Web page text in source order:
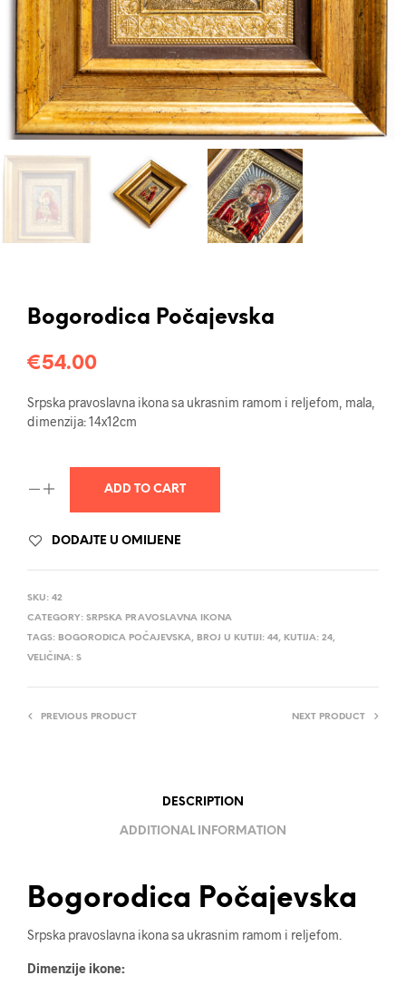
Bogorodica Počajevska
€54.00
Srpska pravoslavna ikona sa ukrasnim ramom i reljefom, mala,
dimenzija: 14x12cm
ADD TO CART
DODAJTE U OMILJENE
SKU: 42
CATEGORY: SRPSKA PRAVOSLAVNA IKONA
TAGS: BOGORODICA POČAJEVSKA, BROJ U KUTIJI: 44, KUTIJA: 24,
VELIČINA: S
PREVIOUS PRODUCT NEXT PRODUCT
DESCRIPTION
ADDITIONAL INFORMATION
Bogorodica Počajevska
Srpska pravoslavna ikona sa ukrasnim ramom i reljefom.
Dimenzije ikone: